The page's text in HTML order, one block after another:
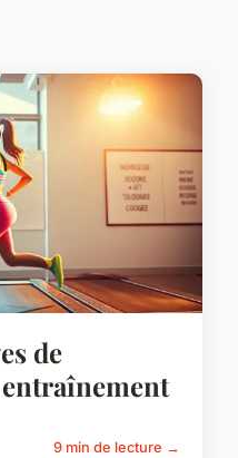
de
9 min de lecture →